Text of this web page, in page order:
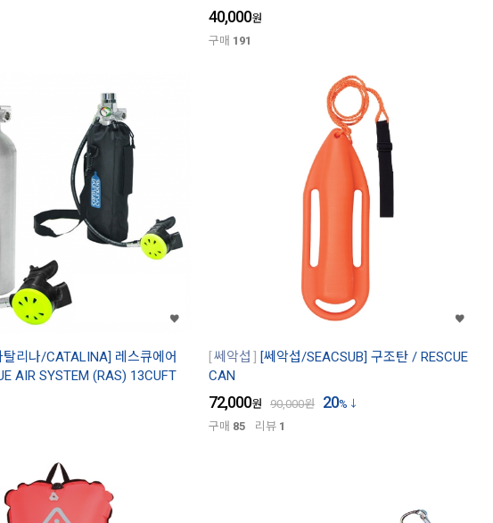
40,000원
구매 191
탈리나/CATALINA] 레스큐에어
AIR SYSTEM (RAS) 13CUFT
쎄악섭
[쎄악섭/SEACSUB] 구조탄 / RESCUE
CAN
72,000원 90,000원 20%
구매 85 리뷰 1